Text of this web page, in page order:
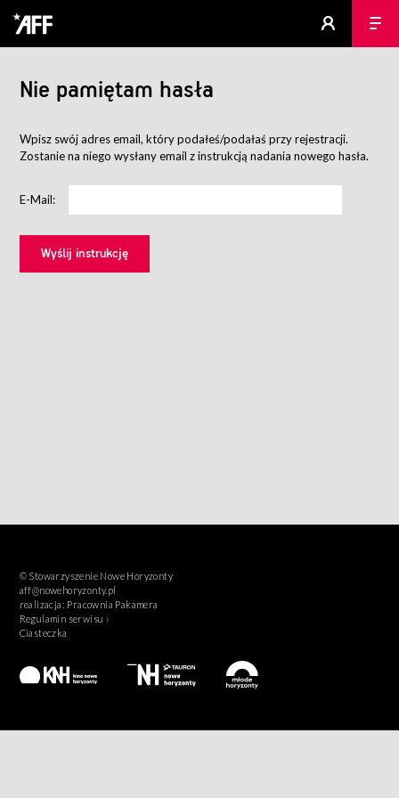
Nie pamiętam hasła
Wpisz swój adres email, który podałeś/podałaś przy rejestracji.
Zostanie na niego wysłany email z instrukcją nadania nowego hasła.
E-Mail:
© Stowarzyszenie Nowe Horyzonty
aff@nowehoryzonty.pl
realizacja: Pracownia Pakamera
Regulamin serwisu ›
Ciasteczka